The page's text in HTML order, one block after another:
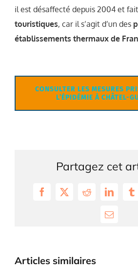
il est désaffecté depuis 2004 et
touristiques, car il s’agit d’un des
établissements thermaux de
CONSULTER LES MESURES
L’ÉPIDÉMIE À CHÂTEL-
Partagez cet
Facebook
X RedditLinkedIn
Email
Articles similaires